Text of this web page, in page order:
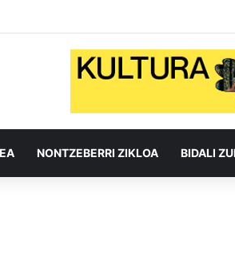
NONTZEBERRI ZIKLOA BIDALI